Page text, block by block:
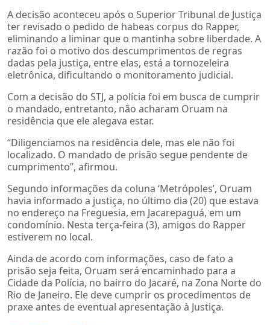
A decisão aconteceu após o Superior Tribunal de Justiça
ter revisado o pedido de habeas corpus do Rapper,
eliminando a liminar que o mantinha sobre liberdade. A
razão foi o motivo dos descumprimentos de regras
dadas pela justiça, entre elas, está a tornozeleira
eletrônica, dificultando o monitoramento judicial.
Com a decisão do STJ, a polícia foi em busca de cumprir
o mandado, entretanto, não acharam Oruam na
residência que ele alegava estar.
“Diligenciamos na residência dele, mas ele não foi
localizado. O mandado de prisão segue pendente de
cumprimento”, afirmou.
Segundo informações da coluna ‘Metrópoles’, Oruam
havia informado a justiça, no último dia (20) que estava
no endereço na Freguesia, em Jacarepaguá, em um
condomínio. Nesta terça-feira (3), amigos do Rapper
estiverem no local.
Ainda de acordo com informações, caso de fato a
prisão seja feita, Oruam será encaminhado para a
Cidade da Polícia, no bairro do Jacaré, na Zona Norte do
Rio de Janeiro. Ele deve cumprir os procedimentos de
praxe antes de eventual apresentação à Justiça.